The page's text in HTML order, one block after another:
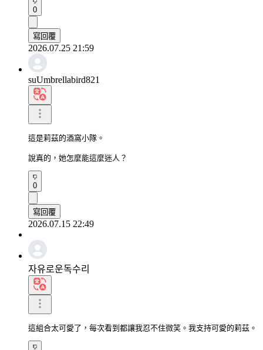
0
寫回覆
2026.07.25 21:59
suUmbrellabird821
這是莉茲的酒窩小隊。
說真的，她怎麼能這麼迷人？
0
寫回覆
2026.07.15 22:49
자유로운독수리
這組合太可愛了，每次看到都讓我忍不住微笑。我支持可愛的莉茲。